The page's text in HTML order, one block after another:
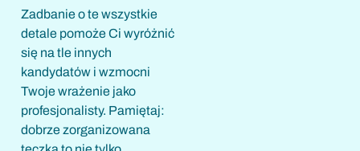
Zadbanie o te wszystkie
detale pomoże Ci wyróżnić
się na tle innych
kandydatów i wzmocni
Twoje wrażenie jako
profesjonalisty. Pamiętaj:
dobrze zorganizowana